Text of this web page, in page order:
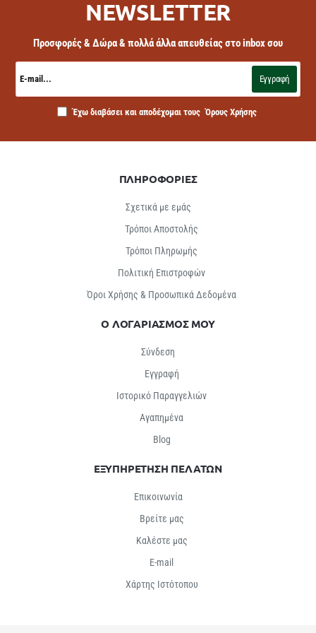
NEWSLETTER
Προσφορές & Δώρα & πολλά άλλα απευθείας στο inbox σου
E-
mail...
Εγγραφή
Έχω διαβάσει και αποδέχομαι τους Όρους Χρήσης
ΠΛΗΡΟΦΟΡΙΕΣ
Σχετικά με εμάς
Τρόποι Αποστολής
Τρόποι Πληρωμής
Πολιτική Επιστροφών
Όροι Χρήσης & Προσωπικά Δεδομένα
Ο ΛΟΓΑΡΙΑΣΜΟΣ ΜΟΥ
Σύνδεση
Εγγραφή
Ιστορικό Παραγγελιών
Αγαπημένα
Βlog
ΕΞΥΠΗΡΕΤΗΣΗ ΠΕΛΑΤΩΝ
Επικοινωνία
Βρείτε μας
Καλέστε μας
E-mail
Χάρτης Ιστότοπου